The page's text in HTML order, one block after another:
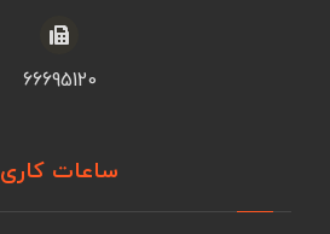
66695120
ساعات کاری